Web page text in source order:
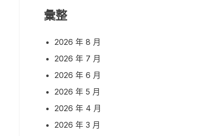
彙整
2026 年 8 月
2026 年 7 月
2026 年 6 月
2026 年 5 月
2026 年 4 月
2026 年 3 月